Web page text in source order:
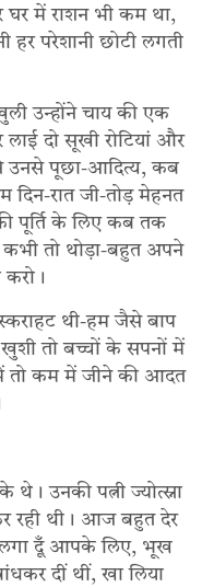
में राशन भी कम था,
परेशानी छोटी लगती
उन्होंने चाय की एक
दो सूखी रोटियां और
उनसे पूछा-आदित्य, कब
रात जी-तोड़ मेहनत
पूर्ति के लिए कब तक
तो थोड़ा-बहुत अपने
करो।
थी-हम जैसे बाप
तो बच्चों के सपनों में
तो कम में जीने की आदत
उनकी पत्नी ज्योत्स्ना
रही थी। आज बहुत देर
लगा दूँ आपके लिए, भूख
दीं थीं, खा लिया